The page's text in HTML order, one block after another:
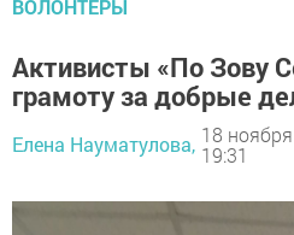
ВОЛОНТЕРЫ
Активисты «По Зову
грамоту за добрые
Елена Науматулова, 18
19:31